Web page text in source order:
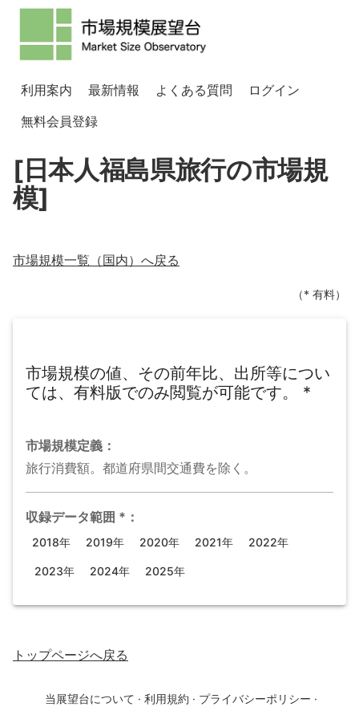
利用案内 最新情報 よくある質問
ログイン
無料会員登録
[日本人福島県旅行の市場規
模]
市場規模一覧（国内）へ戻る
（* 有料）
市場規模の値、その前年比、出所等につい
ては、有料版でのみ閲覧が可能です。
*
市場規模定義：
旅行消費額。都道府県間交通費を除く。
収録データ範囲 * ：
2018年 2019年 2020年 2021年 2022年
2023年 2024年 2025年
トップページへ戻る
当展望台について · 利用規約 · プライバシーポリシー ·